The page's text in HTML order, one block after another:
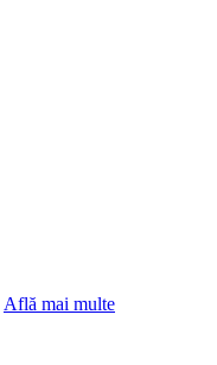
Află mai multe